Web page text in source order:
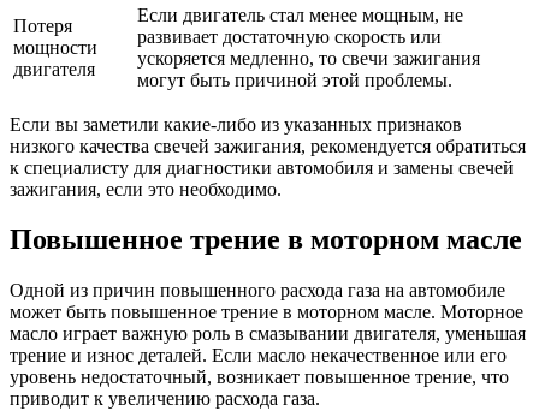
Потеря
мощности
двигателя
Если двигатель стал менее мощным, не
развивает достаточную скорость или
ускоряется медленно, то свечи зажигания
могут быть причиной этой проблемы.
Если вы заметили какие-либо из указанных признаков
низкого качества свечей зажигания, рекомендуется обратиться
к специалисту для диагностики автомобиля и замены свечей
зажигания, если это необходимо.
Повышенное трение в моторном масле
Одной из причин повышенного расхода газа на автомобиле
может быть повышенное трение в моторном масле. Моторное
масло играет важную роль в смазывании двигателя, уменьшая
трение и износ деталей. Если масло некачественное или его
уровень недостаточный, возникает повышенное трение, что
приводит к увеличению расхода газа.